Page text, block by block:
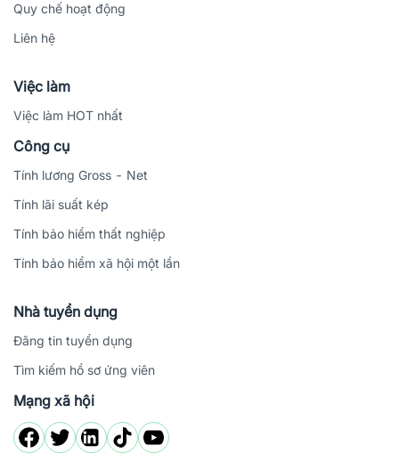
Quy chế hoạt động
Liên hệ
Việc làm
Việc làm HOT nhất
Công cụ
Tính lương Gross - Net
Tính lãi suất kép
Tính bảo hiểm thất nghiệp
Tính bảo hiểm xã hội một lần
Nhà tuyển dụng
Đăng tin tuyển dụng
Tìm kiếm hồ sơ ứng viên
Mạng xã hội